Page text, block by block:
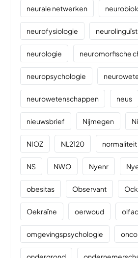
neurale netwerken
neurofysiologie
neurologie neuromorfische
neuropsychologie
neurowetenschappen neus
nieuwsbrief Nijmegen
NIOZ NL2120 normaliteit
NS NWO Nyenr
obesitas Observant
Oekraïne oerwoud
omgevingspsychologie